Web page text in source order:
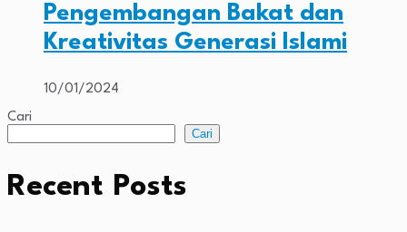
Pengembangan Bakat dan
Kreativitas Generasi Islami
10/01/2024
Cari
Cari
Recent Posts